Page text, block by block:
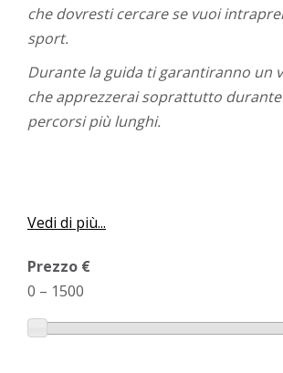
che dovresti cercare se vuoi
sport.
Durante la guida ti garantiranno un
che apprezzerai soprattutto
percorsi più lunghi.
Vedi di più...
Prezzo €
0 – 1500